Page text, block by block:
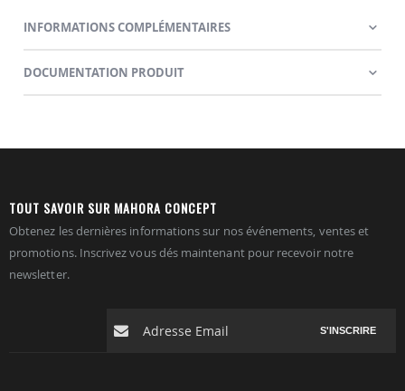
INFORMATIONS COMPLÉMENTAIRES
DOCUMENTATION PRODUIT
TOUT SAVOIR SUR MAHORA CONCEPT
Obtenez les dernières informations sur nos événements, ventes et
promotions. Inscrivez vous dés maintenant pour recevoir notre
newsletter.
S'INSCRIRE